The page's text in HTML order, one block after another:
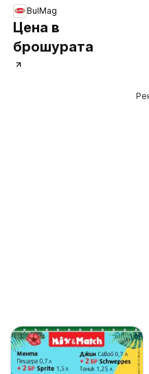
BulMag
Цена в
брошурата